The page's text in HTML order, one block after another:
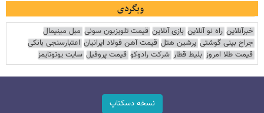
وبگردی
خبرآنلاین راه نو آنلاین بازی آنلاین قیمت تلویزیون سونی مبل مینیمال
جراح بینی گوشتی پرشین هتل قیمت آهن فولاد ایرانیان اعتبارسنجی بانکی
قیمت طلا امروز بلیط قطار شرکت رادوکو قیمت پروفیل سایت یوتوتایمز
نسخه دسکتاپ